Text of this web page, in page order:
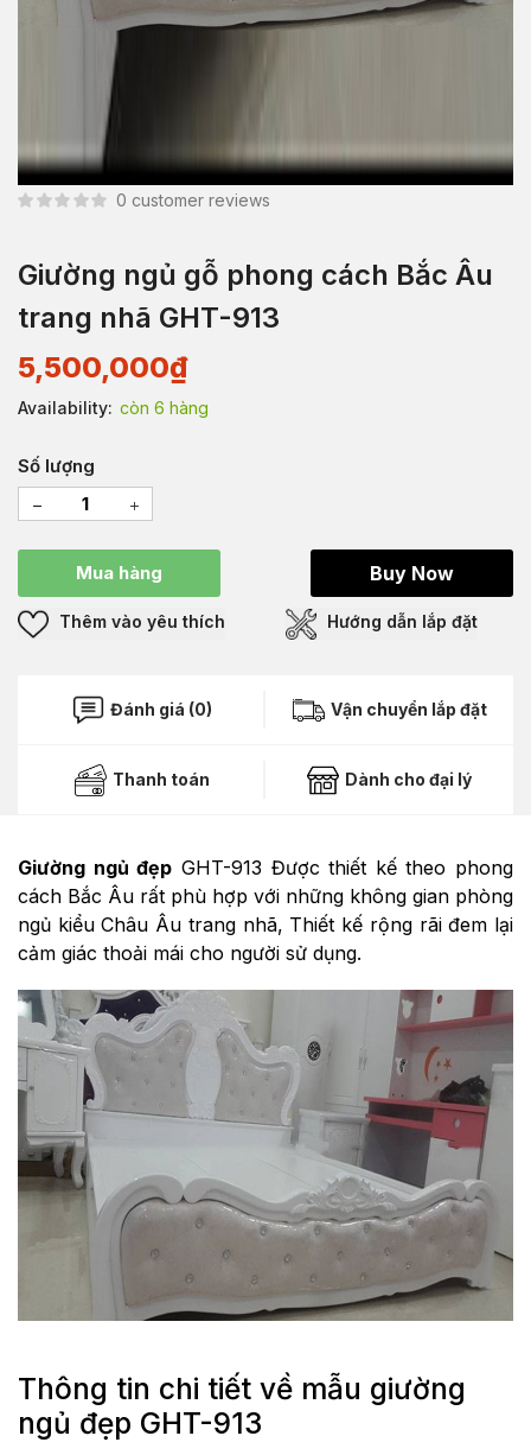
0 customer reviews
Giường ngủ gỗ phong cách Bắc Âu
trang nhã GHT-913
5,500,000₫
Availability: còn 6 hàng
Số lượng
Mua hàng Buy Now
Thêm vào yêu thích Hướng dẫn lắp đặt
Đánh giá (0) Vận chuyển lắp đặt
Thanh toán Dành cho đại lý
Giường ngủ đẹp GHT-913 Được thiết kế theo phong
cách Bắc Âu rất phù hợp với những không gian phòng
ngủ kiểu Châu Âu trang nhã, Thiết kế rộng rãi đem lại
cảm giác thoải mái cho người sử dụng.
Thông tin chi tiết về mẫu giường
ngủ đẹp GHT-913